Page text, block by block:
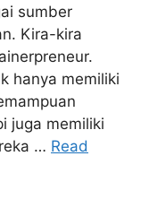
sumber
Kira-kira
hanya memiliki
juga memiliki
… Read